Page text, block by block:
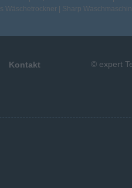
Wäschetrockner | Sharp
Kontakt © expert